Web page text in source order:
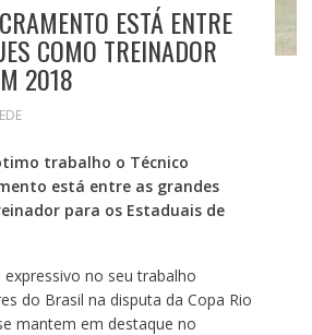
ESTÁ ENTRE
COMO TREINADOR
2018
trabalho o Técnico
está entre as grandes
para os Estaduais de
no seu trabalho
do Brasil na disputa da Copa Rio
mantem em destaque no